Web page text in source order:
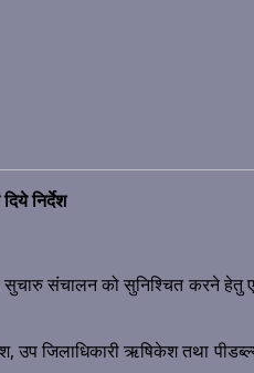
निर्देश
संचालन को सुनिश्चित करने
ऋषिकेश तथा